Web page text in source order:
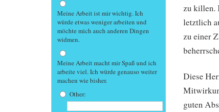
zu killen.
letztlich
zu einer
Diese
guten
Meine Arbeit ist mir wichtig. Ich
würde etwas weniger arbeiten und
möchte mich auch anderen Dingen
widmen.
Meine Arbeit macht mir Spaß und ich
arbeite viel. Ich würde genauso weiter
machen wie bisher.
Other: